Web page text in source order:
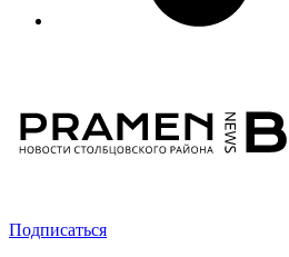
Подписаться